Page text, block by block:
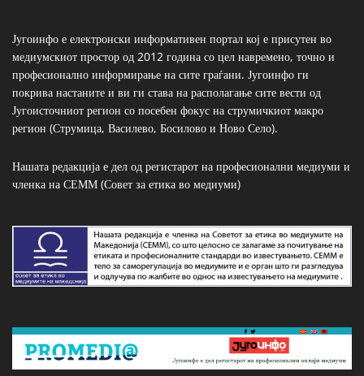
Југоинфо е електронски информативен портал кој е присутен во
медиумскиот простор од 2012 година со цел навремено, точно и
професионално информирање на сите граѓани. Југоинфо ги
покрива настаните и ви ги става на располагање сите вести од
Југоисточниот регион со посебен фокус на струмичкиот макро
регион (Струмица, Василево, Босилово и Ново Село).
Нашата редакција е дел од регистарот на професионални медиуми и
членка на СЕММ (Совет за етика во медиуми)